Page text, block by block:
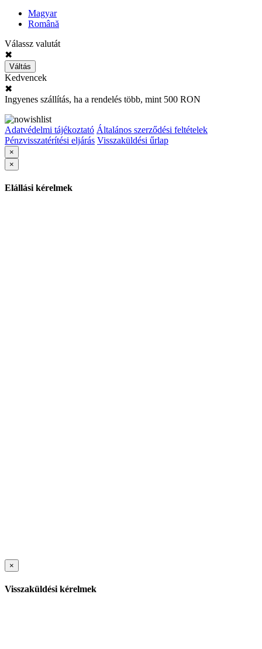
Magyar
Română
Válassz valutát
✖
Váltás
Kedvencek
✖
Ingyenes szállítás, ha a rendelés több, mint 500 RON
Adatvédelmi tájékoztató Általános szerződési feltételek
Pénzvisszatérítési eljárás Visszaküldési űrlap
×
×
Elállási kérelmek
×
Visszaküldési kérelmek